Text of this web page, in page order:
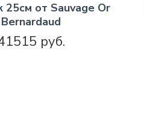
25см от Sauvage Or
Bernardaud
руб.